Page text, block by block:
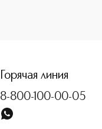
Горячая линия
8-800-100-00-05